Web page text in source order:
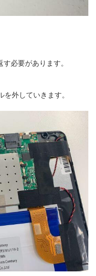
必要があります。
外していきます。